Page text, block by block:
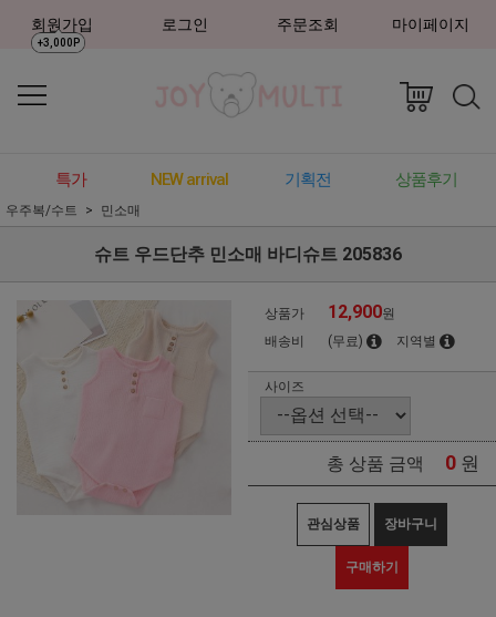
회원가입
+3,000P
로그인 주문조회 마이페이지
특가 NEW arrival 기획전 상품후기
우주복/수트 민소매
슈트 우드단추 민소매 바디슈트 205836
상품가 12,900원
배송비
(무료) 지역별
사이즈
총 상품 금액 0 원
관심상품 장바구니
구매하기